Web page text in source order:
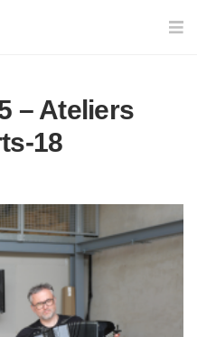
– Ateliers
18